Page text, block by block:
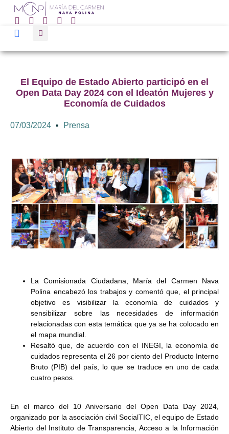
El Equipo de Estado Abierto participó en el
Open Data Day 2024 con el Ideatón Mujeres y
Economía de Cuidados
07/03/2024 Prensa
La Comisionada Ciudadana, María del Carmen Nava
Polina encabezó los trabajos y comentó que, el principal
objetivo es visibilizar la economía de cuidados y
sensibilizar sobre las necesidades de información
relacionadas con esta temática que ya se ha colocado en
el mapa mundial.
Resaltó que, de acuerdo con el INEGI, la economía de
cuidados representa el 26 por ciento del Producto Interno
Bruto (PIB) del país, lo que se traduce en uno de cada
cuatro pesos.
En el marco del 10 Aniversario del Open Data Day 2024,
organizado por la asociación civil SocialTIC, el equipo de Estado
Abierto del Instituto de Transparencia, Acceso a la Información